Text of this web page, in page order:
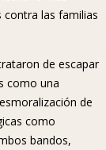
contra las familias
de escapar
como una
de
como
bandos,